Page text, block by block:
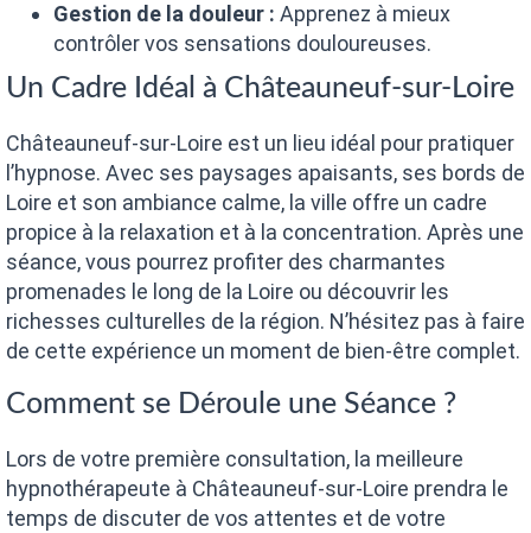
Gestion de la douleur : Apprenez à mieux
contrôler vos sensations douloureuses.
Un Cadre Idéal à Châteauneuf-sur-Loire
Châteauneuf-sur-Loire est un lieu idéal pour pratiquer
l’hypnose. Avec ses paysages apaisants, ses bords de
Loire et son ambiance calme, la ville offre un cadre
propice à la relaxation et à la concentration. Après une
séance, vous pourrez profiter des charmantes
promenades le long de la Loire ou découvrir les
richesses culturelles de la région. N’hésitez pas à faire
de cette expérience un moment de bien-être complet.
Comment se Déroule une Séance ?
Lors de votre première consultation, la meilleure
hypnothérapeute à Châteauneuf-sur-Loire prendra le
temps de discuter de vos attentes et de votre